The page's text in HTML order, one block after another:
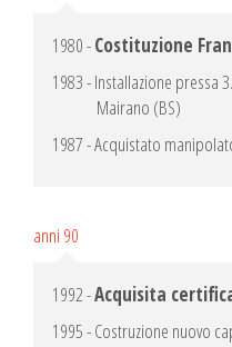
1980 -Costituzione
1983 - Installazione pressa
Mairano (BS)
1987 - Acquistato
anni 90
1992 -Acquisita
1995 - Costruzione nuovo